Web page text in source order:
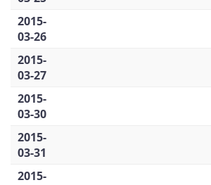
2015-
03-26
2015-
03-27
2015-
03-30
2015-
03-31
2015-